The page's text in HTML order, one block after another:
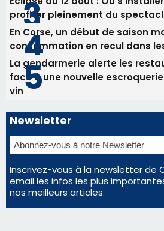
Les plus lus
Satine Nomary est la nouvelle
Éclipse du 12 août : la Corse
d'un spectacle qui ne reviendra
Éclipse du 12 août : Où
profiter pleinement du
En Corse, un début de saison
consommation en recul dans
La gendarmerie alerte les
face à une nouvelle